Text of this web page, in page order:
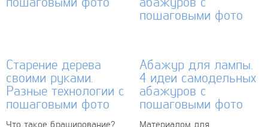
Старение дерева
своими руками.
Разные технологии с
пошаговыми фото
Что такое браширование?
Абажур для лампы.
4 идеи самодельных
абажуров с
пошаговыми фото
Материалом для